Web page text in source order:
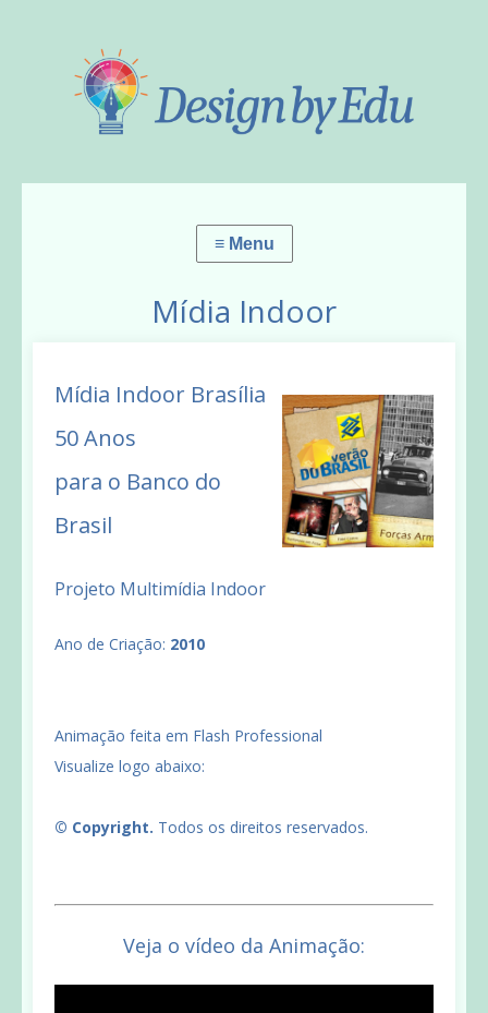
Mídia Indoor
Mídia Indoor Brasília
50 Anos
para o Banco do
Brasil
Projeto Multimídia Indoor
Ano de Criação: 2010
Animação feita em Flash Professional
Visualize logo abaixo:
© Copyright. Todos os direitos reservados.
Veja o vídeo da Animação: